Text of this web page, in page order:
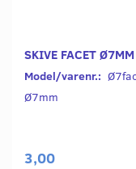
SKIVE FACET Ø7MM
Model/varenr.:
Ø7mm
3,00